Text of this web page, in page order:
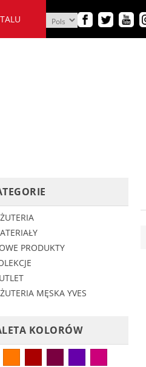
PRODUKTY
MĘSKA YVES
KOLORÓW